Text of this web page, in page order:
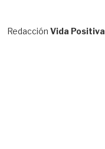
Redacción Vida Positiva